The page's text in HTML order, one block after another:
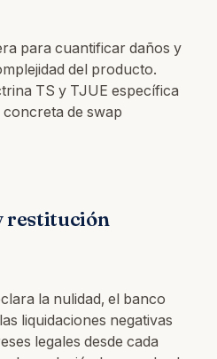
para cuantificar daños y
del producto.
TS y TJUE específica
concreta de swap
restitución
la nulidad, el banco
liquidaciones negativas
legales desde cada